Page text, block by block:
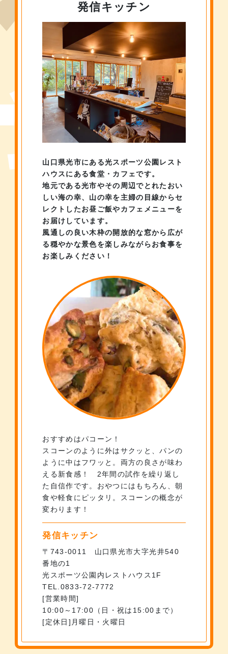
発信キッチン
山口県光市にある光スポーツ公園レスト
ハウスにある食堂・カフェです。
地元である光市やその周辺でとれたおい
しい海の幸、山の幸を主婦の目線からセ
レクトしたお昼ご飯やカフェメニューを
お届けしています。
風通しの良い木枠の開放的な窓から広が
る穏やかな景色を楽しみながら お食事を
お楽しみください！
おすすめはパコーン！
スコーンのように外はサクッと、パンの
ように中はフワッと。両方の良さが味わ
える新食感！ 2年間の試作を繰り返し
た自信作です。おやつにはもちろん、朝
食や軽食にピッタリ。スコーンの概念が
変わります！
発信キッチン
〒743-0011 山口県光市大字光井540
番地の1
光スポーツ公園内レストハウス1F
TEL.0833-72-7772
営業時間
10:00～17:00（日・祝は15:00まで）
定休日
月曜日・火曜日